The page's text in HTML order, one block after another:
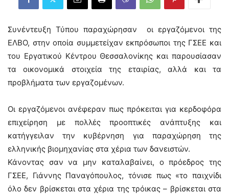
Συνέντευξη Τύπου παραχώρησαν οι εργαζόμενοι της
ΕΛΒΟ, στην οποία συμμετείχαν εκπρόσωποι της ΓΣΕΕ και
του Εργατικού Κέντρου Θεσσαλονίκης και παρουσίασαν
τα οικονομικά στοιχεία της εταιρίας, αλλά και τα
προβλήματα των εργαζομένων.
Οι εργαζόμενοι ανέφεραν πως πρόκειται για κερδοφόρα
επιχείρηση με πολλές προοπτικές ανάπτυξης και
κατήγγειλαν την κυβέρνηση για παραχώρηση της
ελληνικής βιομηχανίας στα χέρια των δανειστών.
Κάνοντας σαν να μην καταλαβαίνει, ο πρόεδρος της
ΓΣΕΕ, Γιάννης Παναγόπουλος, τόνισε πως «το παιχνίδι
όλο δεν βρίσκεται στα χέρια της τρόικας – βρίσκεται στα